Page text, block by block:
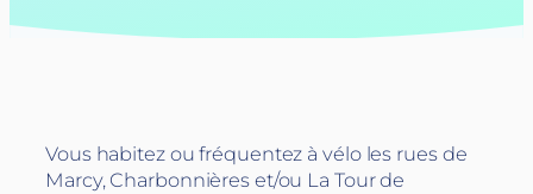
Vous habitez ou fréquentez à vélo les rues de
Marcy, Charbonnières et/ou La Tour de